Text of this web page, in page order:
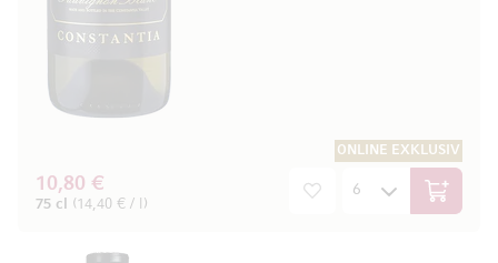
ONLINE EXKLUSIV
10,80 €
75 cl (14,40 € / l) In den